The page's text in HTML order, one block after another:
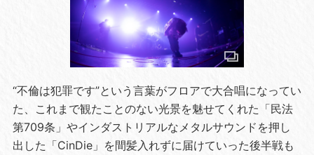
“不倫は犯罪です”という言葉がフロアで大合唱になってい
た、これまで観たことのない光景を魅せてくれた「民法
第709条」やインダストリアルなメタルサウンドを押し
出した「CinDie」を間髪入れずに届けていった後半戦も